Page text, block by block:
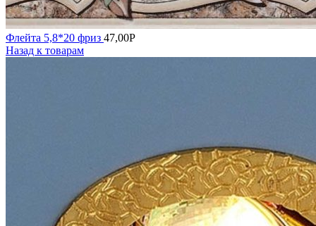
Флейта 5,8*20 фриз 47,00Р
Назад к товарам